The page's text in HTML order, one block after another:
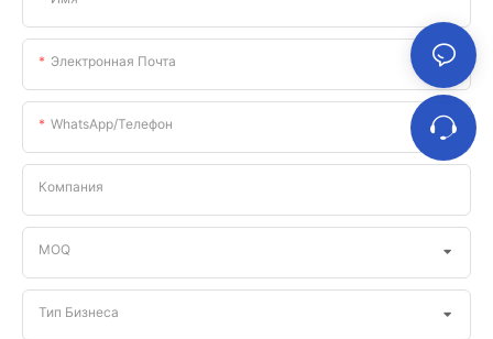
Электронная Почта
WhatsApp/телефон
Компания
MOQ
Тип Бизнеса